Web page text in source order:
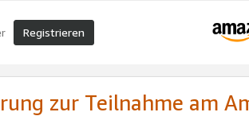
Registrieren
zur Teilnahme am